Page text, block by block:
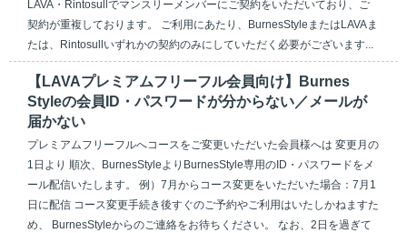
LAVA・Rintosullでマンスリーメンバーにご契約をいただいており、ご
契約が重複しております。 ご利用にあたり、BurnesStyleまたはLAVAま
たは、Rintosullいずれかの契約のみにしていただく必要がございます...
【LAVAプレミアムフリーフル会員向け】Burnes
Styleの会員ID・パスワードが分からない／メールが
届かない
プレミアムフリーフルへコースをご変更いただいた会員様へは 変更月の
1日より 順次、BurnesStyleよりBurnesStyle専用のID・パスワードをメ
ール配信いたします。 例）7月からコース変更をいただいた場合：7月1
日に配信 コース変更手続き後すぐのご予約やご利用はいたしかねますた
め、 BurnesStyleからのご連絡をお待ちください。 なお、2日を過ぎて